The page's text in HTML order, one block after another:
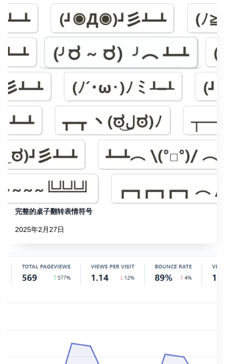
完整的桌子翻转表情符号
2025年2月27日